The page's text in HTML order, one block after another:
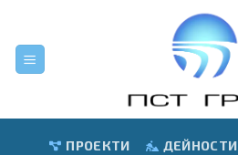
content
ПРОЕКТИ ДЕЙНОСТИ